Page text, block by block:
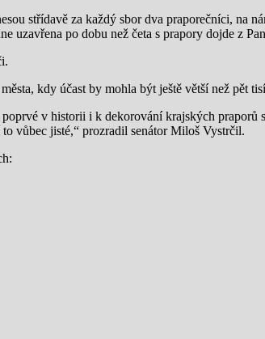
střídavě za každý sbor dva praporečníci, na
uzavřena po dobu než četa s prapory dojde z
kdy účast by mohla být ještě větší než pět
v historii i k dekorování krajských praporů
vůbec jisté,“ prozradil senátor Miloš Vystrčil.